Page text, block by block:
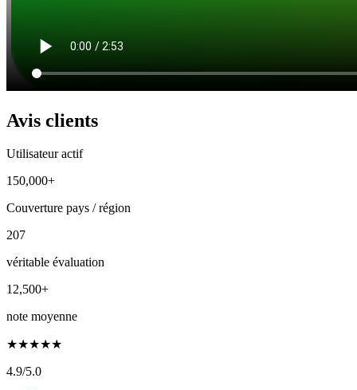
Avis clients
Utilisateur actif
150,000+
Couverture pays / région
207
véritable évaluation
12,500+
note moyenne
★★★★★
4.9/5.0